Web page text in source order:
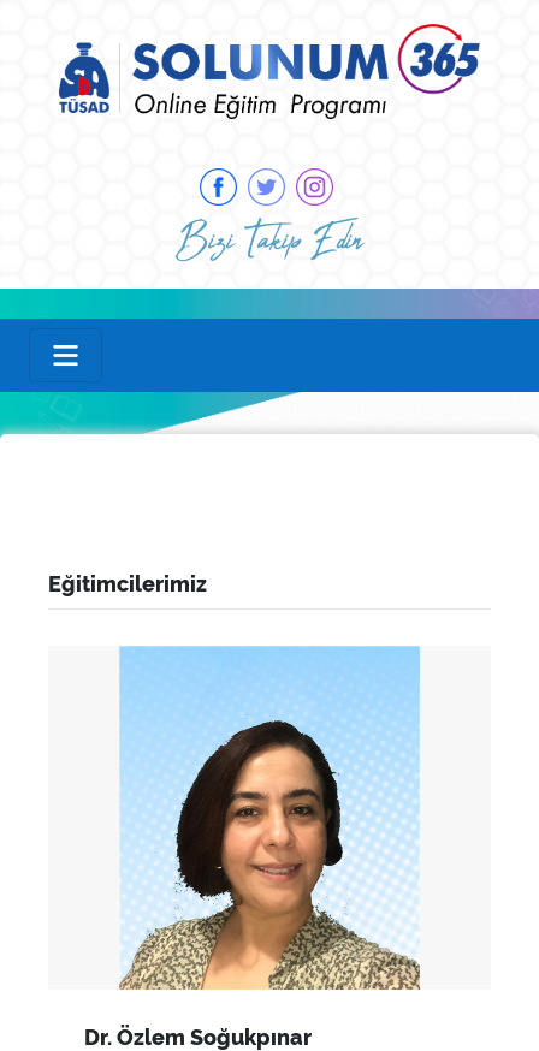
Bizi Takip Edin
Eğitimcilerimiz
Dr. Özlem Soğukpınar